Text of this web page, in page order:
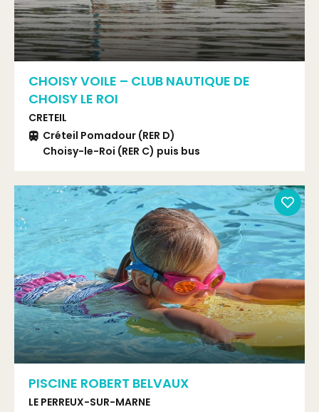
CHOISY VOILE – CLUB NAUTIQUE DE
CHOISY LE ROI
CRETEIL
Créteil Pomadour (RER D)
Choisy-le-Roi (RER C) puis bus
PISCINE ROBERT BELVAUX
LE PERREUX-SUR-MARNE